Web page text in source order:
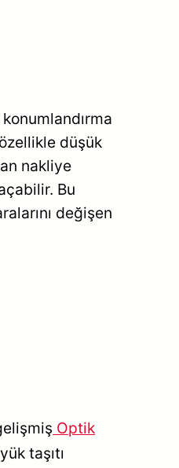
düşük
nakliye
Bu
değişen
Optik
taşıtı